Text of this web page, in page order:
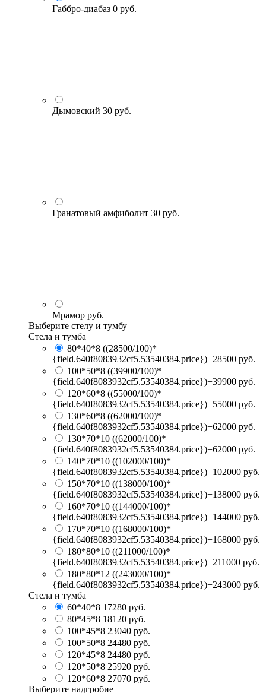
Габбро-диабаз 0 руб.
Дымовский 30 руб.
Гранатовый амфиболит 30 руб.
Мрамор руб.
Выберите стелу и тумбу
Стела и тумба
80*40*8 ((28500/100)*
{field.640f8083932cf5.53540384.price})+28500 руб.
100*50*8 ((39900/100)*
{field.640f8083932cf5.53540384.price})+39900 руб.
120*60*8 ((55000/100)*
{field.640f8083932cf5.53540384.price})+55000 руб.
130*60*8 ((62000/100)*
{field.640f8083932cf5.53540384.price})+62000 руб.
130*70*10 ((62000/100)*
{field.640f8083932cf5.53540384.price})+62000 руб.
140*70*10 ((102000/100)*
{field.640f8083932cf5.53540384.price})+102000 руб.
150*70*10 ((138000/100)*
{field.640f8083932cf5.53540384.price})+138000 руб.
160*70*10 ((144000/100)*
{field.640f8083932cf5.53540384.price})+144000 руб.
170*70*10 ((168000/100)*
{field.640f8083932cf5.53540384.price})+168000 руб.
180*80*10 ((211000/100)*
{field.640f8083932cf5.53540384.price})+211000 руб.
180*80*12 ((243000/100)*
{field.640f8083932cf5.53540384.price})+243000 руб.
Стела и тумба
60*40*8 17280 руб.
80*45*8 18120 руб.
100*45*8 23040 руб.
100*50*8 24480 руб.
120*45*8 24480 руб.
120*50*8 25920 руб.
120*60*8 27070 руб.
Выберите надгробие